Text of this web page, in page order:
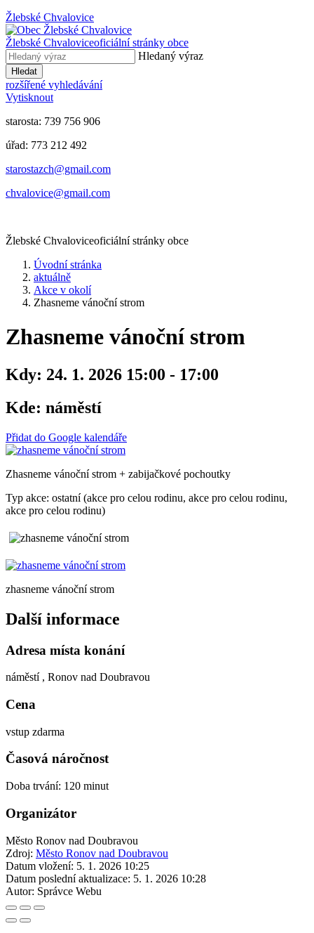
Žlebské Chvalovice
Žlebské Chvaloviceoficiální stránky obce
Hledaný výraz
Hledat
rozšířené vyhledávání
Vytisknout
starosta: 739 756 906
úřad: 773 212 492
​​​​starostazch@gmail.com
​​​​chvalovice@gmail.com
Žlebské Chvaloviceoficiální stránky obce
Úvodní stránka
aktuálně
Akce v okolí
Zhasneme vánoční strom
Zhasneme vánoční strom
Kdy: 24. 1. 2026 15:00 - 17:00
Kde: náměstí
Přidat do Google kalendáře
Zhasneme vánoční strom + zabijačkové pochoutky
Typ akce: ostatní (akce pro celou rodinu, akce pro celou rodinu,
akce pro celou rodinu)
zhasneme vánoční strom
Další informace
Adresa místa konání
náměstí , Ronov nad Doubravou
Cena
vstup zdarma
Časová náročnost
Doba trvání: 120 minut
Organizátor
Město Ronov nad Doubravou
Zdroj: Město Ronov nad Doubravou
Datum vložení: 5. 1. 2026 10:25
Datum poslední aktualizace: 5. 1. 2026 10:28
Autor: Správce Webu